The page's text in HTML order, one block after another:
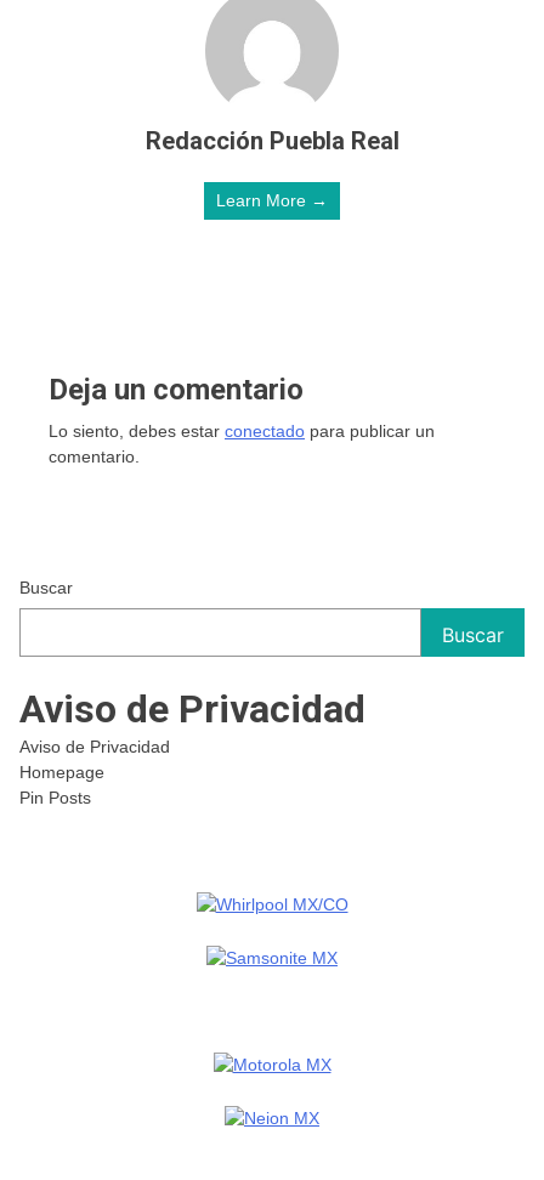
Redacción Puebla Real
Learn More →
Deja un comentario
Lo siento, debes estar conectado para publicar un
comentario.
Buscar
Buscar
Aviso de Privacidad
Aviso de Privacidad
Homepage
Pin Posts